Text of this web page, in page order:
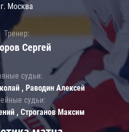
г. Москва
Тренер:
Сергей
судьи:
, Раводин Алексей
судьи:
, Строганов Максим